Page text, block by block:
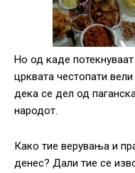
Но од каде
црквата честопати
дека се дел од
народот.
Како тие верувања и
денес? Дали тие се